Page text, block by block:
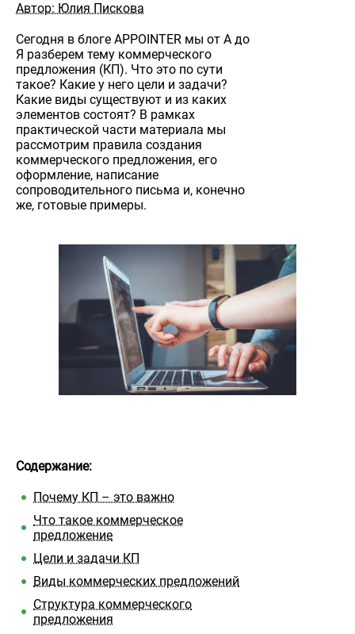
Автор: Юлия Пискова
Сегодня в блоге APPOINTER мы от А до
Я разберем тему коммерческого
предложения (КП). Что это по сути
такое? Какие у него цели и задачи?
Какие виды существуют и из каких
элементов состоят? В рамках
практической части материала мы
рассмотрим правила создания
коммерческого предложения, его
оформление, написание
сопроводительного письма и, конечно
же, готовые примеры.
Содержание:
Почему КП – это важно
Что такое коммерческое
предложение
Цели и задачи КП
Виды коммерческих предложений
Структура коммерческого
предложения